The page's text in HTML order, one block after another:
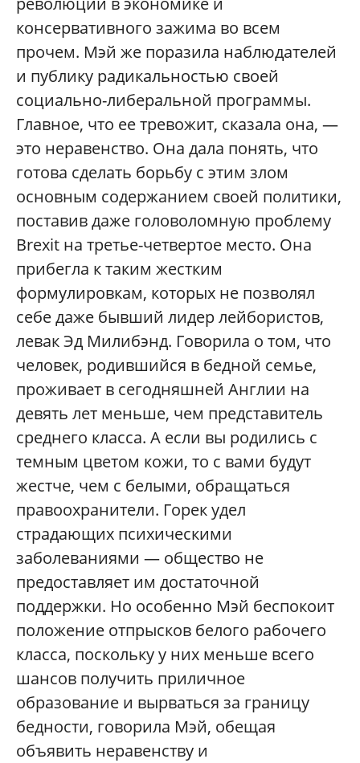
консервативного зажима во всем
прочем. Мэй же поразила наблюдателей
и публику радикальностью своей
социально-либеральной программы.
Главное, что ее тревожит, сказала она, —
это неравенство. Она дала понять, что
готова сделать борьбу с этим злом
основным содержанием своей политики,
поставив даже головоломную проблему
Brexit на третье-четвертое место. Она
прибегла к таким жестким
формулировкам, которых не позволял
себе даже бывший лидер лейбористов,
левак Эд Милибэнд. Говорила о том, что
человек, родившийся в бедной семье,
проживает в сегодняшней Англии на
девять лет меньше, чем представитель
среднего класса. А если вы родились с
темным цветом кожи, то с вами будут
жестче, чем с белыми, обращаться
правоохранители. Горек удел
страдающих психическими
заболеваниями — общество не
предоставляет им достаточной
поддержки. Но особенно Мэй беспокоит
положение отпрысков белого рабочего
класса, поскольку у них меньше всего
шансов получить приличное
образование и вырваться за границу
бедности, говорила Мэй, обещая
объявить неравенству и